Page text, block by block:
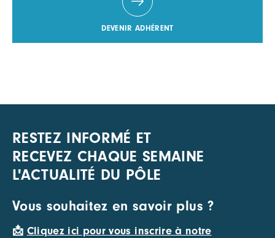
DEVENIR ADHÉRENT
RESTEZ INFORMÉ ET
RECEVEZ CHAQUE SEMAINE
L'ACTUALITÉ DU PÔLE
Vous souhaitez en savoir plus ?
📩 Cliquez ici pour vous inscrire à notre